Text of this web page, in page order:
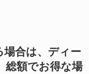
場合は、ディー
総額でお得な場